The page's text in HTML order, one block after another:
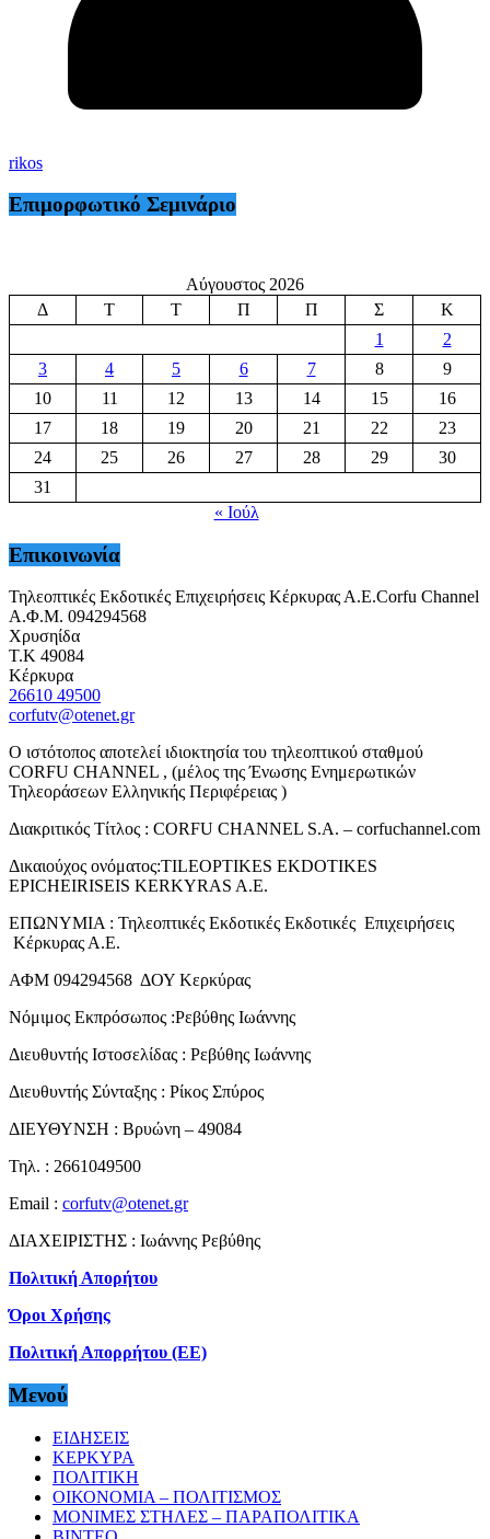
rikos
Επιμορφωτικό Σεμινάριο
Αύγουστος 2026
Δ
Τ Τ Π Π Σ
Κ
1
2
3
4 5 6 7 8
9
10
11 12 13 14 15
16
17
18 19 20 21 22
23
24
25 26 27 28 29
30
31
« Ιούλ
Επικοινωνία
Τηλεοπτικές Εκδοτικές Επιχειρήσεις Κέρκυρας Α.Ε.Corfu Channel
Α.Φ.Μ. 094294568
Χρυσηίδα
Τ.Κ 49084
Κέρκυρα
26610 49500
corfutv@otenet.gr
Ο ιστότοπος αποτελεί ιδιοκτησία του τηλεοπτικού σταθμού
CORFU CHANNEL , (μέλος της Ένωσης Ενημερωτικών
Τηλεοράσεων Ελληνικής Περιφέρειας )
Διακριτικός Τίτλος : CORFU CHANNEL S.A. – corfuchannel.com
Δικαιούχος ονόματος:TILEOPTIKES EKDOTIKES
EPICHEIRISEIS KERKYRAS A.E.
ΕΠΩΝΥΜΙΑ : Τηλεοπτικές Εκδοτικές Εκδοτικές Επιχειρήσεις
Κέρκυρας Α.Ε.
ΑΦΜ 094294568 ΔΟΥ Κερκύρας
Νόμιμος Εκπρόσωπος :Ρεβύθης Ιωάννης
Διευθυντής Ιστοσελίδας : Ρεβύθης Ιωάννης
Διευθυντής Σύνταξης : Ρίκος Σπύρος
ΔΙΕΥΘΥΝΣΗ : Βρυώνη – 49084
Τηλ. : 2661049500
Email : corfutv@otenet.gr
ΔΙΑΧΕΙΡΙΣΤΗΣ : Ιωάννης Ρεβύθης
Πολιτική Απορήτου
Όροι Χρήσης
Πολιτική Απορρήτου (ΕΕ)
Μενού
ΕΙΔΗΣΕΙΣ
ΚΕΡΚΥΡΑ
ΠΟΛΙΤΙΚΗ
ΟΙΚΟΝΟΜΙΑ – ΠΟΛΙΤΙΣΜΟΣ
ΜΟΝΙΜΕΣ ΣΤΗΛΕΣ – ΠΑΡΑΠΟΛΙΤΙΚΑ